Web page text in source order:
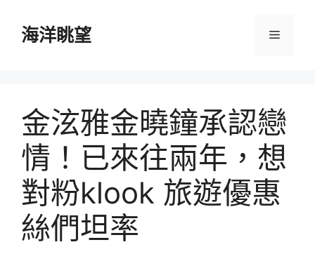
海洋眺望 選
金泫雅金曉鐘承認戀
情！已來往兩年，想
對粉klook 旅遊優惠
絲們坦率